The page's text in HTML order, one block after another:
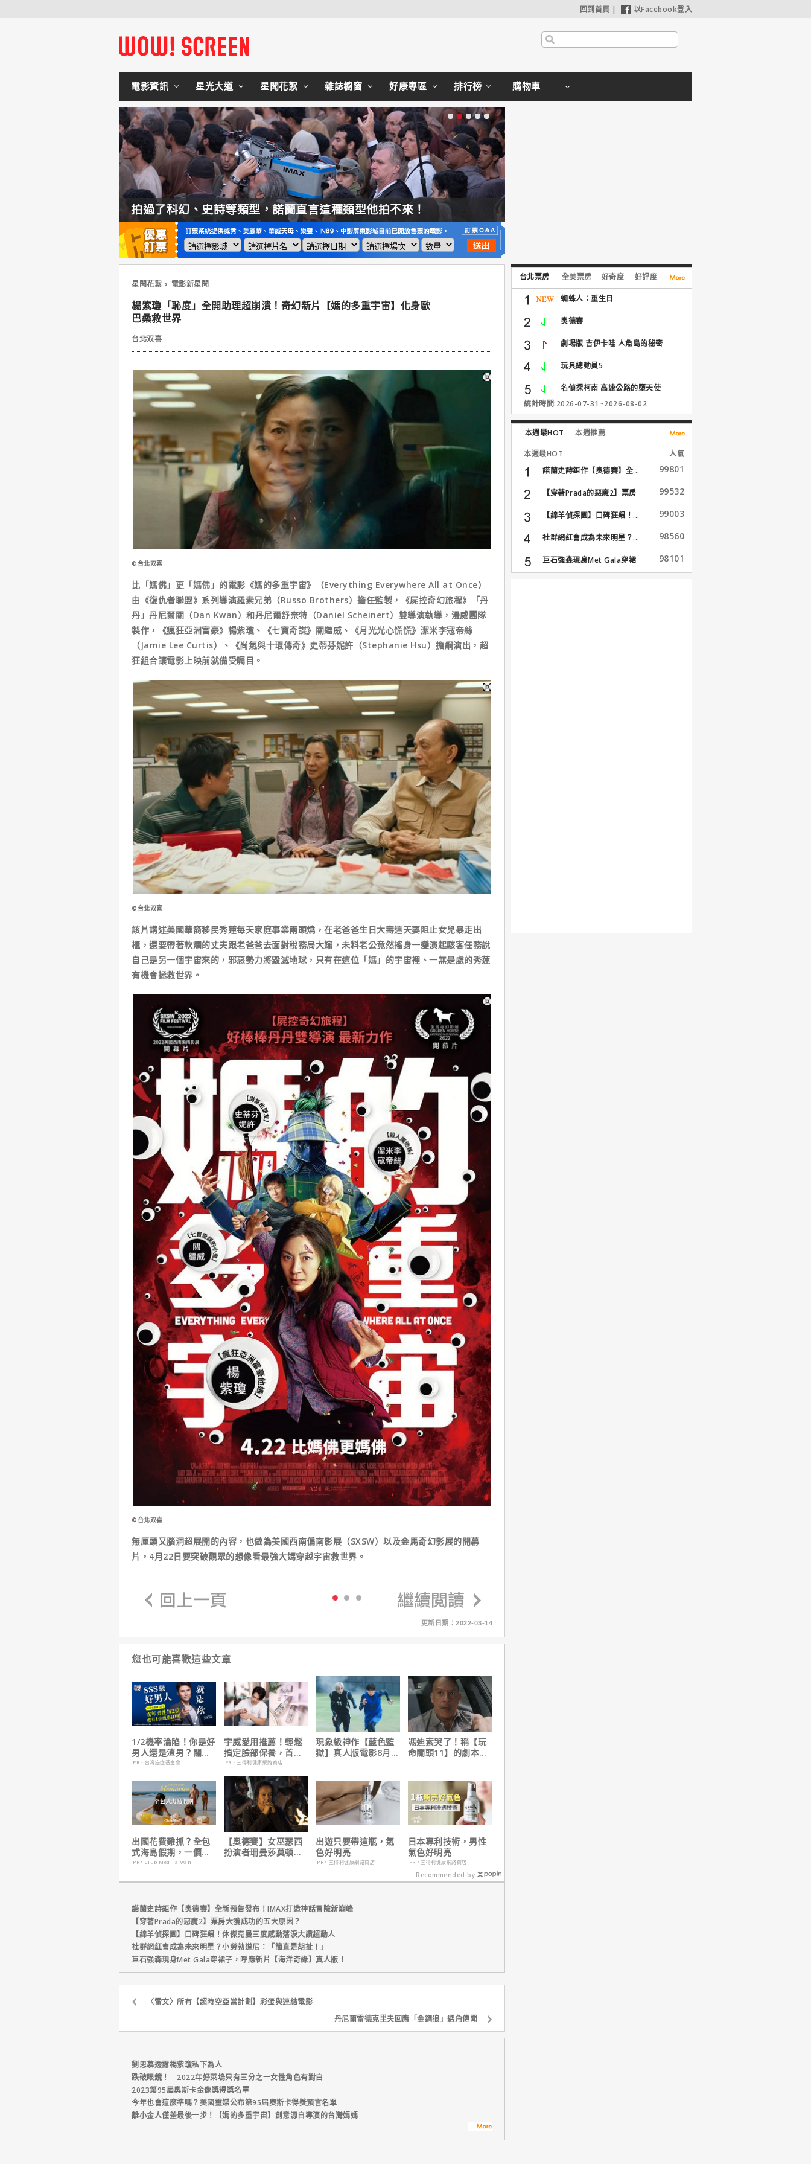
回到首頁 | 以Facebook登入
電影資訊 星光大道 星聞花絮 雜誌櫥窗 好康專區 排行榜 購物車
拍過了科幻、史詩等類型，諾蘭直言這種類型他拍不來！
星聞花絮 電影新星聞
楊紫瓊「恥度」全開助理超崩潰！奇幻新片【媽的多重宇宙】化身歐
巴桑救世界
台北双喜
©台北双喜
比「媽佛」更「媽佛」的電影《媽的多重宇宙》（Everything Everywhere All at Once）
由《復仇者聯盟》系列導演羅素兄弟（Russo Brothers）擔任監製，《屍控奇幻旅程》「丹
丹」丹尼爾關（Dan Kwan）和丹尼爾舒奈特（Daniel Scheinert）雙導演執導，漫威團隊
製作，《瘋狂亞洲富豪》楊紫瓊、《七寶奇謀》關繼威、《月光光心慌慌》潔米李寇帝絲
（Jamie Lee Curtis）、《尚氣與十環傳奇》史蒂芬妮許（Stephanie Hsu）擔綱演出，超
狂組合讓電影上映前就備受矚目。
©台北双喜
該片講述美國華裔移民秀蓮每天家庭事業兩頭燒，在老爸爸生日大壽這天要阻止女兒暴走出
櫃，還要帶著軟爛的丈夫跟老爸爸去面對稅務局大嬸，未料老公竟然搖身一變演起駭客任務說
自己是另一個宇宙來的，邪惡勢力將毀滅地球，只有在這位「媽」的宇宙裡、一無是處的秀蓮
有機會拯救世界。
©台北双喜
無厘頭又腦洞超展開的內容，也做為美國西南偏南影展（SXSW）以及金馬奇幻影展的開幕
片，4月22日要突破觀眾的想像看最強大媽穿越宇宙救世界。
更新日期：2022-03-14
您也可能喜歡這些文章
1/2機率淪陷！你是好
男人還是渣男？關鍵
在這
PR・台灣癌症基金會
宇威愛用推薦！輕鬆
搞定臉部保養，首購
只要$390
PR・三得利健康網路商店
現象級神作【藍色監
獄】真人版電影8月火
馮迪索哭了！稱【玩
命關頭11】的劇本是
出國花費難抓？全包
式海島假期，一價搞
定食宿玩樂，省錢更
PR・Club Med Taiwan
【奧德賽】女巫瑟西
扮演者珊曼莎莫頓曝
出遊只要帶這瓶，氣
色好明亮
PR・三得利健康網路商店
日本專利技術，男性
氣色好明亮
PR・三得利健康網路商店
Recommended by
諾蘭史詩鉅作【奧德賽】全新預告發布！IMAX打造神話冒險新巔峰
【穿著Prada的惡魔2】票房大獲成功的五大原因？
【綿羊偵探團】口碑狂飆！休傑克曼三度感動落淚大讚超動人
社群網紅會成為未來明星？小勞勃道尼：「簡直是胡扯！」
巨石強森現身Met Gala穿裙子，呼應新片【海洋奇緣】真人版！
〈雷文〉所有【超時空亞當計劃】彩蛋與連結電影
丹尼爾雷德克里夫回應「金鋼狼」選角傳聞
劉思慕透露楊紫瓊私下為人
跌破眼鏡！ 2022年好萊塢只有三分之一女性角色有對白
2023第95屆奧斯卡金像獎得獎名單
今年也會這麼準嗎？美國靈媒公布第95屆奧斯卡得獎預言名單
離小金人僅差最後一步！【媽的多重宇宙】創意源自導演的台灣媽媽
台北票房 全美票房 好奇度 好評度
蜘蛛人：重生日
奧德賽
劇場版 吉伊卡哇 人魚島的秘密
玩具總動員5
名偵探柯南 高速公路的墮天使
統計時間:2026-07-31~2026-08-02
本週最HOT 本週推薦
本週最HOT
人氣
諾蘭史詩鉅作【奧德賽】全...
99801
【穿著Prada的惡魔2】票房
99532
【綿羊偵探團】口碑狂飆！... 99003
社群網紅會成為未來明星？... 98560
巨石強森現身Met Gala穿裙
子...
98101